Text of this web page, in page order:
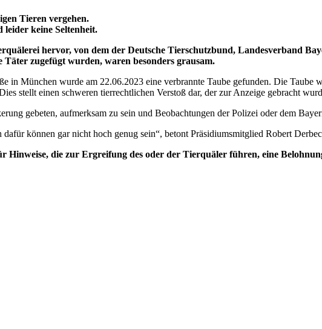
Tieren vergehen.
leider keine Seltenheit.
hervor, von dem der Deutsche Tierschutzbund, Landesverband
zugefügt wurden, waren besonders grausam.
in München wurde am 22.06.2023 eine verbrannte Taube gefunden. Die Taube
stellt einen schweren tierrechtlichen Verstoß dar, der zur Anzeige gebracht
gebeten, aufmerksam zu sein und Beobachtungen der Polizei oder dem
können gar nicht hoch genug sein“, betont Präsidiumsmitglied Robert
Hinweise, die zur Ergreifung des oder der Tierquäler führen, eine